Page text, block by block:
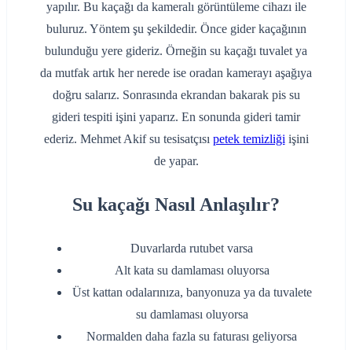
yapılır. Bu kaçağı da kameralı görüntüleme cihazı ile
buluruz. Yöntem şu şekildedir. Önce gider kaçağının
bulunduğu yere gideriz. Örneğin su kaçağı tuvalet ya
da mutfak artık her nerede ise oradan kamerayı aşağıya
doğru salarız. Sonrasında ekrandan bakarak pis su
gideri tespiti işini yaparız. En sonunda gideri tamir
ederiz. Mehmet Akif su tesisatçısı petek temizliği işini
de yapar.
Su kaçağı Nasıl Anlaşılır?
Duvarlarda rutubet varsa
Alt kata su damlaması oluyorsa
Üst kattan odalarınıza, banyonuza ya da tuvalete
su damlaması oluyorsa
Normalden daha fazla su faturası geliyorsa